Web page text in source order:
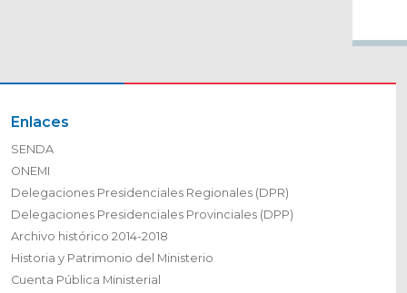
Enlaces
SENDA
ONEMI
Delegaciones Presidenciales Regionales (DPR)
Delegaciones Presidenciales Provinciales (DPP)
Archivo histórico 2014-2018
Historia y Patrimonio del Ministerio
Cuenta Pública Ministerial